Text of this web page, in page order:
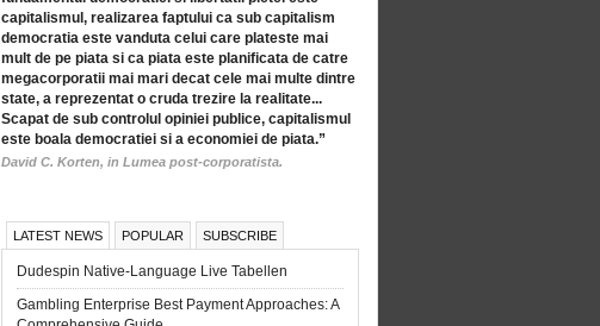
capitalismul, realizarea faptului ca sub capitalism
democratia este vanduta celui care plateste mai
mult de pe piata si ca piata este planificata de catre
megacorporatii mai mari decat cele mai multe dintre
state, a reprezentat o cruda trezire la realitate...
Scapat de sub controlul opiniei publice, capitalismul
este boala democratiei si a economiei de piata.”
David C. Korten, in Lumea post-corporatista.
LATEST NEWS POPULAR SUBSCRIBE
Dudespin Native-Language Live Tabellen
Gambling Enterprise Best Payment Approaches: A